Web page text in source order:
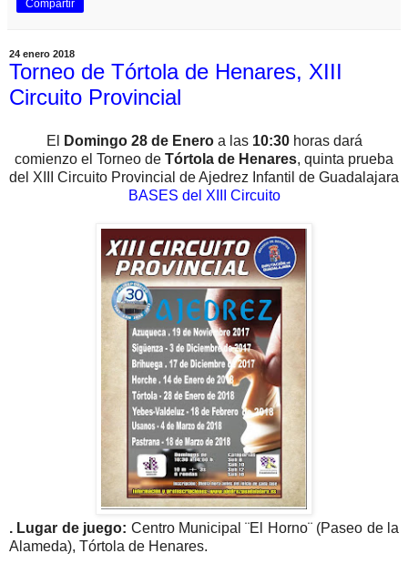
Compartir
24 enero 2018
Torneo de Tórtola de Henares, XIII
Circuito Provincial
El Domingo 28 de Eneroa las 10:30horas dará
comienzo el Torneo de Tórtola de Henares, quinta prueba
del XIII Circuito Provincial de Ajedrez Infantil de Guadalajara
BASES del XIII Circuito
. Lugar de juego: Centro Municipal ¨El Horno¨ (Paseo de la
Alameda), Tórtola de Henares.